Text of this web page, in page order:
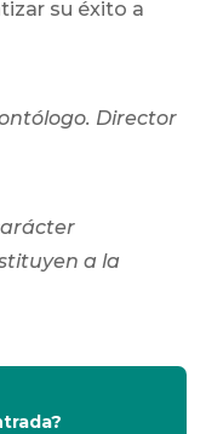
su éxito a
Director
a la